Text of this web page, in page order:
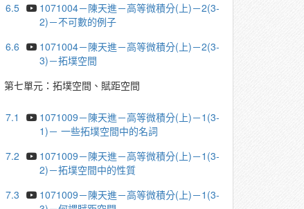
6.5
1071004－陳天進－高等微積分(上)－2(3-
2)－不可數的例子
6.6
1071004－陳天進－高等微積分(上)－2(3-
3)－拓墣空間
第七單元：拓墣空間、賦距空間
7.1
1071009－陳天進－高等微積分(上)－1(3-
1)－ 一些拓墣空間中的名詞
7.2
1071009－陳天進－高等微積分(上)－1(3-
2)－拓墣空間中的性質
7.3
1071009－陳天進－高等微積分(上)－1(3-